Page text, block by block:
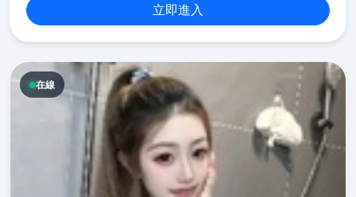
立即進入
在線